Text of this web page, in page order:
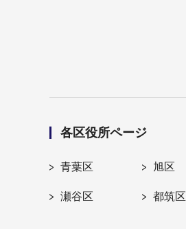
各区役所ページ
青葉区 旭区
瀬谷区 都筑区